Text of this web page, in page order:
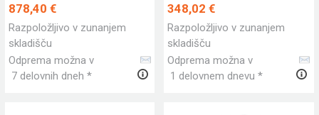
878,40 €
Razpoložljivo v zunanjem
skladišču
Odprema možna v
7 delovnih dneh *
348,02 €
Razpoložljivo v zunanjem
skladišču
Odprema možna v
1 delovnem dnevu *